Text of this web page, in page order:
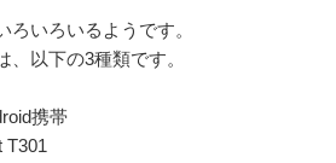
ろいろいるようです。
以下の3種類です。
携帯
T301